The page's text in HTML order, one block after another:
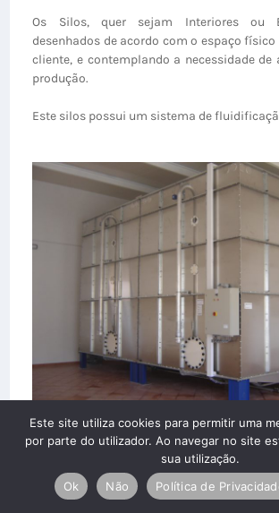
Os Silos, quer sejam Interiores ou
desenhados de acordo com o espaço
cliente, e contemplando a necessidade
produção.
Este silos possui um sistema de
Este site utiliza cookies para permitir uma
por parte do utilizador. Ao navegar no site
sua utilização.
Ok
Não Política de